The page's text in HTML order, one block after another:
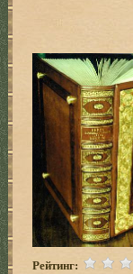
Рейтинг: